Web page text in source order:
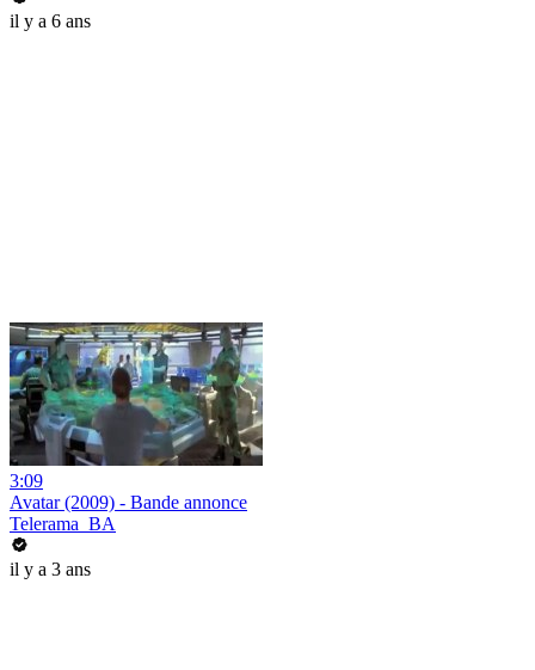
il y a 6 ans
3:09
Avatar (2009) - Bande annonce
Telerama_BA
il y a 3 ans